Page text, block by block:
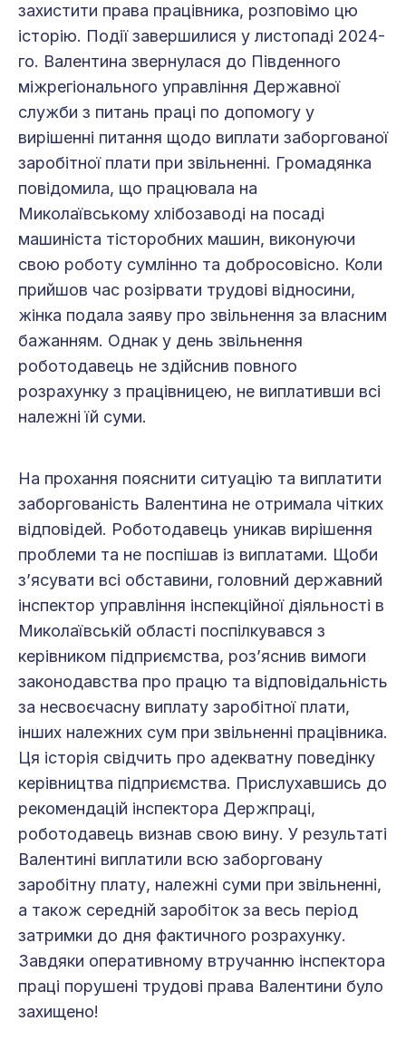
захистити права працівника, розповімо цю
історію. Події завершилися у листопаді 2024-
го. Валентина звернулася до Південного
міжрегіонального управління Державної
служби з питань праці по допомогу у
вирішенні питання щодо виплати заборгованої
заробітної плати при звільненні. Громадянка
повідомила, що працювала на
Миколаївському хлібозаводі на посаді
машиніста тісторобних машин, виконуючи
свою роботу сумлінно та добросовісно. Коли
прийшов час розірвати трудові відносини,
жінка подала заяву про звільнення за власним
бажанням. Однак у день звільнення
роботодавець не здійснив повного
розрахунку з працівницею, не виплативши всі
належні їй суми.
На прохання пояснити ситуацію та виплатити
заборгованість Валентина не отримала чітких
відповідей. Роботодавець уникав вирішення
проблеми та не поспішав із виплатами. Щоби
з’ясувати всі обставини, головний державний
інспектор управління інспекційної діяльності в
Миколаївській області поспілкувався з
керівником підприємства, роз’яснив вимоги
законодавства про працю та відповідальність
за несвоєчасну виплату заробітної плати,
інших належних сум при звільненні працівника.
Ця історія свідчить про адекватну поведінку
керівництва підприємства. Прислухавшись до
рекомендацій інспектора Держпраці,
роботодавець визнав свою вину. У результаті
Валентині виплатили всю заборговану
заробітну плату, належні суми при звільненні,
а також середній заробіток за весь період
затримки до дня фактичного розрахунку.
Завдяки оперативному втручанню інспектора
праці порушені трудові права Валентини було
захищено!